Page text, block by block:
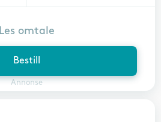
Bestill
Annonse
Les omtale